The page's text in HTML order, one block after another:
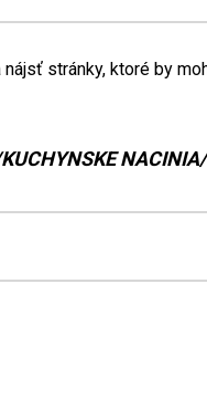
stránky, ktoré by